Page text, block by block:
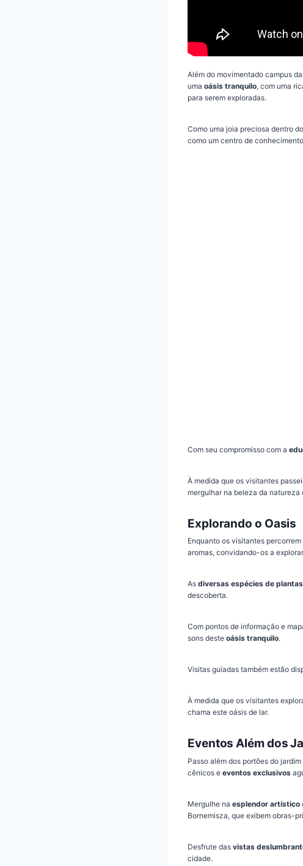
Além do movimentado campus
uma oásis tranquilo, com uma
para serem exploradas.
Como uma joia preciosa dentro
como um centro de
Com seu compromisso com a
À medida que os visitantes
mergulhar na beleza da
Explorando o Oasis
Enquanto os visitantes percorrem
aromas, convidando-os a
As diversas espécies de plantas
descoberta.
Com pontos de informação e
sons deste oásis tranquilo.
Visitas guiadas também estão
À medida que os visitantes
chama este oásis de lar.
Eventos Além dos
Passo além dos portões do
cênicos e eventos exclusivos
Mergulhe na esplendor artístico
Bornemisza, que exibem obras-
Desfrute das vistas
cidade.